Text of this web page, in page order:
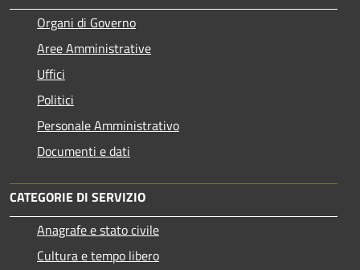
Organi di Governo
Aree Amministrative
Uffici
Politici
Personale Amministrativo
Documenti e dati
CATEGORIE DI SERVIZIO
Anagrafe e stato civile
Cultura e tempo libero